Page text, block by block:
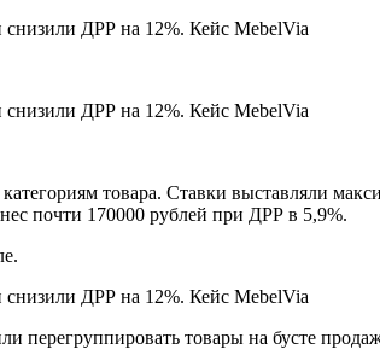
товара. Ставки выставляли
почти 170000 рублей при ДРР в 5,9%.
перегруппировать товары на бусте